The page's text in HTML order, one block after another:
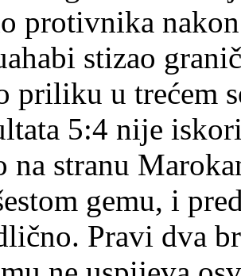
protivnika
stizao
priliku u trećem
5:4 nije
na stranu
gemu, i
Pravi dva